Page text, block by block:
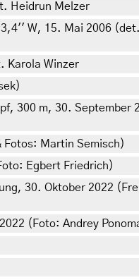
Heidrun Melzer
W, 15. Mai 2006
Karola Winzer
300 m, 30. September
Fotos: Martin Semisch)
Egbert Friedrich)
30. Oktober 2022
(Foto: Andrey